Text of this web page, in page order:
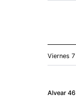
Viernes 7
Alvear 46